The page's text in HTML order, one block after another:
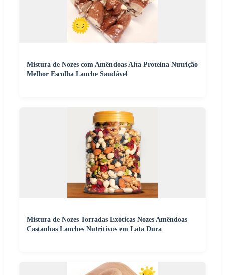
Mistura de Nozes com Amêndoas Alta Proteína Nutrição
Melhor Escolha Lanche Saudável
Mistura de Nozes Torradas Exóticas Nozes Amêndoas
Castanhas Lanches Nutritivos em Lata Dura